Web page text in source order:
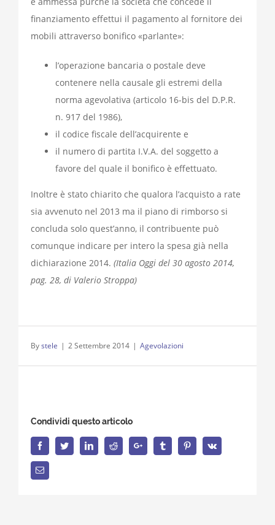
finanziamento effettui il pagamento al fornitore dei
mobili attraverso bonifico «parlante»:
l’operazione bancaria o postale deve
contenere nella causale gli estremi della
norma agevolativa (articolo 16-bis del D.P.R.
n. 917 del 1986),
il codice fiscale dell’acquirente e
il numero di partita I.V.A. del soggetto a
favore del quale il bonifico è effettuato.
Inoltre è stato chiarito che qualora l’acquisto a rate
sia avvenuto nel 2013 ma il piano di rimborso si
concluda solo quest’anno, il contribuente può
comunque indicare per intero la spesa già nella
dichiarazione 2014. (Italia Oggi del 30 agosto 2014,
pag. 28, di Valerio Stroppa)
Bystele | 2 Settembre 2014 | Agevolazioni
Condividi questo articolo
FacebookTwitterLinkedInReddit Google+ Tumblr PinterestVk
Email